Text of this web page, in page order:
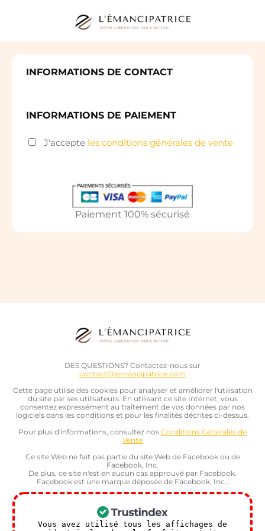
INFORMATIONS DE CONTACT
INFORMATIONS DE PAIEMENT
J'accepte les conditions générales de vente
Paiement 100% sécurisé
DES QUESTIONS? Contactez-nous sur
contact@lemancipatrice.com
Cette page utilise des cookies pour analyser et améliorer l'utilisation
du site par ses utilisateurs. En utilisant ce site Internet, vous
consentez expressément au traitement de vos données par nos
logiciels dans les conditions et pour les finalités décrites ci-dessus.
Pour plus d'informations, consultez nos Conditions Générales de
Vente
Ce site Web ne fait pas partie du site Web de Facebook ou de
Facebook, Inc.
De plus, ce site n'est en aucun cas approuvé par Facebook.
Facebook est une marque déposée de Facebook, Inc..
Vous avez utilisé tous les affichages de